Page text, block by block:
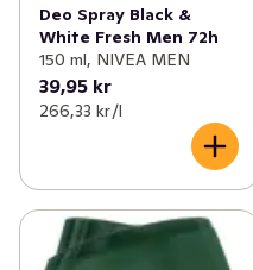
Deo Spray Black &
White Fresh Men 72h
150 ml, NIVEA MEN
39,95 kr
266,33 kr /l